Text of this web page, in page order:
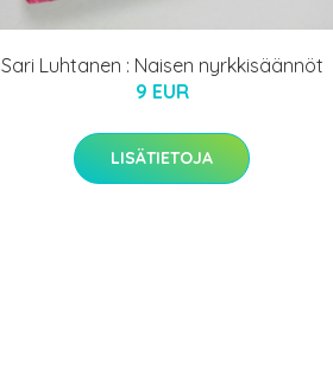
Sari Luhtanen : Naisen nyrkkisäännöt
9 EUR
LISÄTIETOJA